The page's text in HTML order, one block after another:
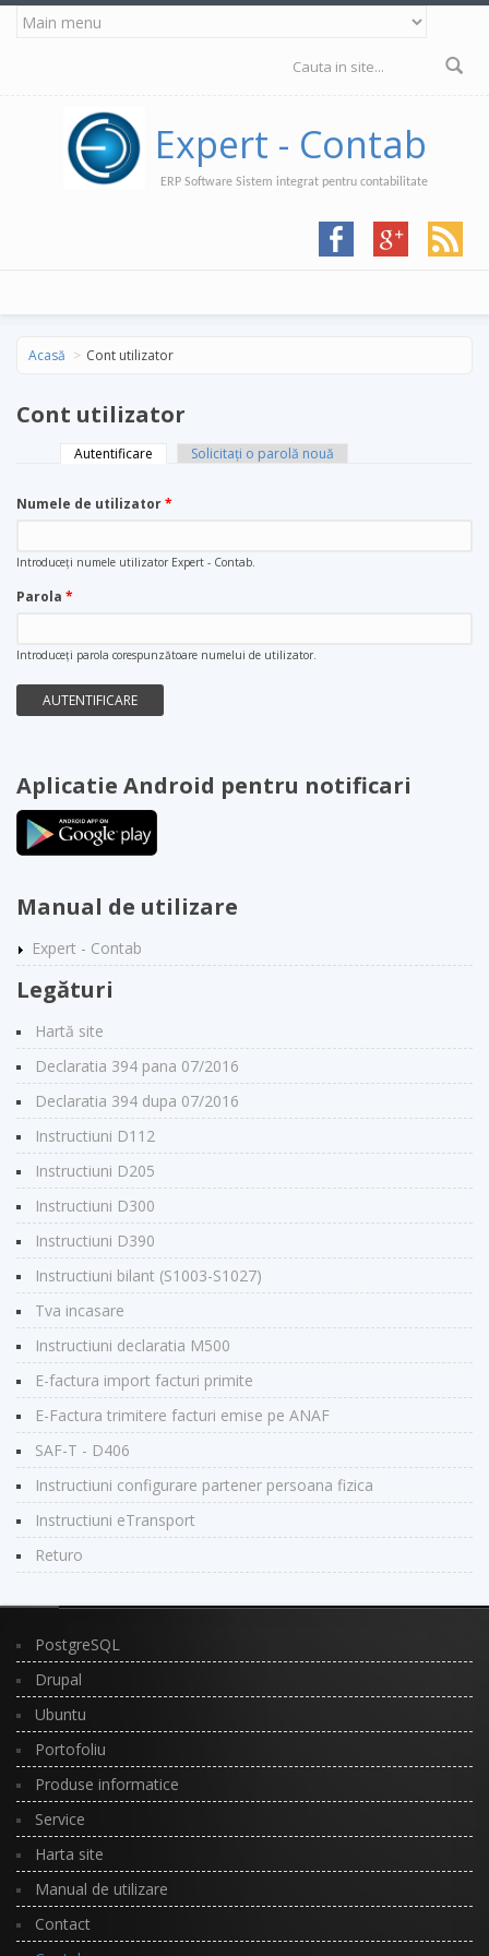
Mergi la conţinutul principal
Formular de
Expert - Contab
ERP Software Sistem integrat pentru contabilitate
Acasă Cont utilizator
Cont utilizator
Taburi primare
Autentificare (tab activ)Solicitaţi o parolă nouă
Numele de utilizator*
Introduceţi numele utilizator Expert - Contab.
Parola *
Introduceţi parola corespunzătoare numelui de utilizator.
Aplicatie Android pentru notificari
Manual de utilizare
Expert - Contab
Legături
Hartă site
Declaratia 394 pana 07/2016
Declaratia 394 dupa 07/2016
Instructiuni D112
Instructiuni D205
Instructiuni D300
Instructiuni D390
Instructiuni bilant (S1003-S1027)
Tva incasare
Instructiuni declaratia M500
E-factura import facturi primite
E-Factura trimitere facturi emise pe ANAF
SAF-T - D406
Instructiuni configurare partener persoana fizica
Instructiuni eTransport
Returo
PostgreSQL
Drupal
Ubuntu
Portofoliu
Produse informatice
Service
Harta site
Manual de utilizare
Contact